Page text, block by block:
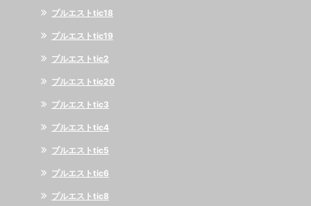
プルエストtic18
プルエストtic19
プルエストtic2
プルエストtic20
プルエストtic3
プルエストtic4
プルエストtic5
プルエストtic6
プルエストtic8